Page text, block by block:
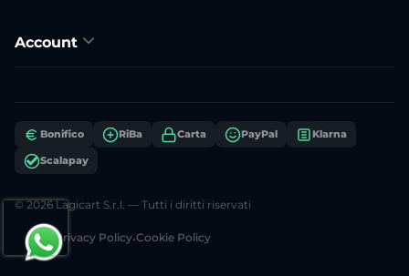
Account
Bonifico RiBa Carta PayPal Klarna
Scalapay
© 2026 Lagicart S.r.l. — Tutti i diritti riservati
Privacy Policy•Cookie Policy